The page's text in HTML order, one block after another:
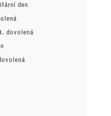
den
dovolená